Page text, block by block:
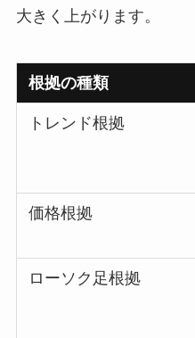
大きく上がります。
根拠の種類
トレンド根拠
価格根拠
ローソク足根拠